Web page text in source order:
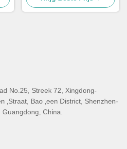
Watts voor
No.25, Streek 72, Xingdong-
‚Straat, Bao ‚een District, Shenzhen-
China.